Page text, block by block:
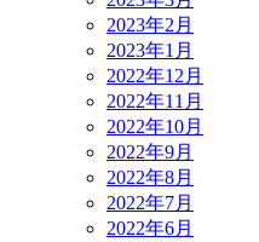
2023年2月
2023年1月
2022年12月
2022年11月
2022年10月
2022年9月
2022年8月
2022年7月
2022年6月